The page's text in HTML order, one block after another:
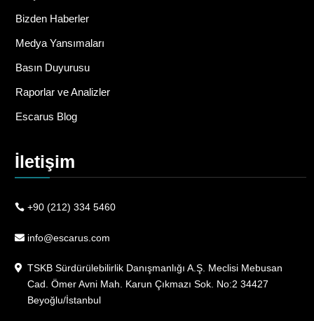
Bizden Haberler
Medya Yansımaları
Basın Duyurusu
Raporlar ve Analizler
Escarus Blog
İletişim
+90 (212) 334 5460
info@escarus.com
TSKB Sürdürülebilirlik Danışmanlığı A.Ş. Meclisi Mebusan
Cad. Ömer Avni Mah. Karun Çıkmazı Sok. No:2 34427
Beyoğlu/İstanbul